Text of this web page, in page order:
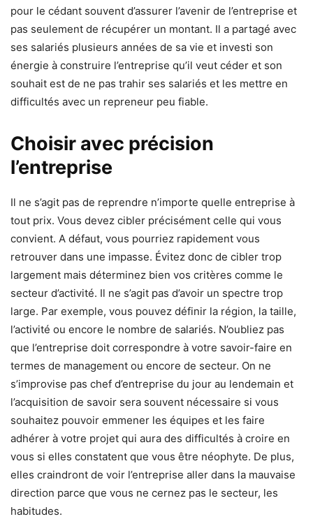
pour le cédant souvent d’assurer l’avenir de l’entreprise et
pas seulement de récupérer un montant. Il a partagé avec
ses salariés plusieurs années de sa vie et investi son
énergie à construire l’entreprise qu’il veut céder et son
souhait est de ne pas trahir ses salariés et les mettre en
difficultés avec un repreneur peu fiable.
Choisir avec précision
l’entreprise
Il ne s’agit pas de reprendre n’importe quelle entreprise à
tout prix. Vous devez cibler précisément celle qui vous
convient. A défaut, vous pourriez rapidement vous
retrouver dans une impasse. Évitez donc de cibler trop
largement mais déterminez bien vos critères comme le
secteur d’activité. Il ne s’agit pas d’avoir un spectre trop
large. Par exemple, vous pouvez définir la région, la taille,
l’activité ou encore le nombre de salariés. N’oubliez pas
que l’entreprise doit correspondre à votre savoir-faire en
termes de management ou encore de secteur. On ne
s’improvise pas chef d’entreprise du jour au lendemain et
l’acquisition de savoir sera souvent nécessaire si vous
souhaitez pouvoir emmener les équipes et les faire
adhérer à votre projet qui aura des difficultés à croire en
vous si elles constatent que vous être néophyte. De plus,
elles craindront de voir l’entreprise aller dans la mauvaise
direction parce que vous ne cernez pas le secteur, les
habitudes.